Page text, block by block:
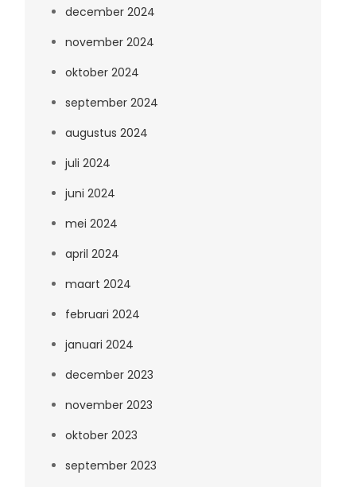
december 2024
november 2024
oktober 2024
september 2024
augustus 2024
juli 2024
juni 2024
mei 2024
april 2024
maart 2024
februari 2024
januari 2024
december 2023
november 2023
oktober 2023
september 2023